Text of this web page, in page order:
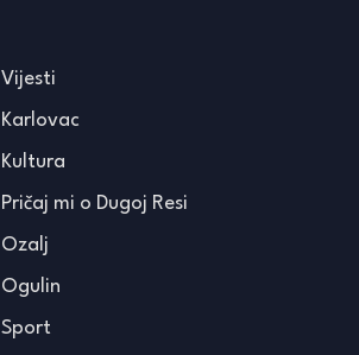
Vijesti
Karlovac
Kultura
Pričaj mi o Dugoj Resi
Ozalj
Ogulin
Sport